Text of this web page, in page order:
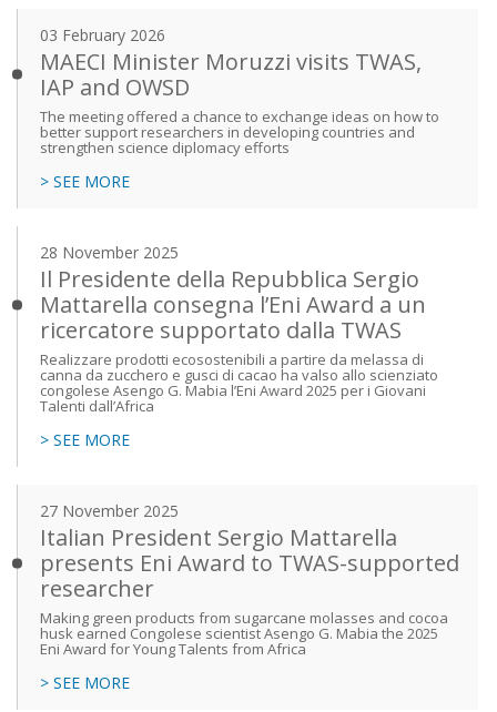
03 February 2026
MAECI Minister Moruzzi visits TWAS,
IAP and OWSD
The meeting offered a chance to exchange ideas on how to
better support researchers in developing countries and
strengthen science diplomacy efforts
> SEE MORE
28 November 2025
Il Presidente della Repubblica Sergio
Mattarella consegna l’Eni Award a un
ricercatore supportato dalla TWAS
Realizzare prodotti ecosostenibili a partire da melassa di
canna da zucchero e gusci di cacao ha valso allo scienziato
congolese Asengo G. Mabia l’Eni Award 2025 per i Giovani
Talenti dall’Africa
> SEE MORE
27 November 2025
Italian President Sergio Mattarella
presents Eni Award to TWAS-supported
researcher
Making green products from sugarcane molasses and cocoa
husk earned Congolese scientist Asengo G. Mabia the 2025
Eni Award for Young Talents from Africa
> SEE MORE